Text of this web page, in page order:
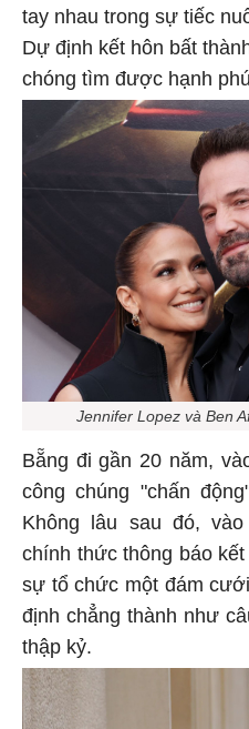
tay nhau trong sự tiếc
Dự định kết hôn bất
chóng tìm được hạnh
Jennifer Lopez và Ben
Bẵng đi gần 20 năm,
công chúng "chấn
Không lâu sau đó,
chính thức thông báo
sự tổ chức một đám
định chẳng thành như
thập kỷ.